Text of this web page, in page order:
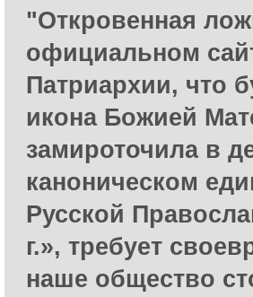
"Откровенная
официальном
Патриархии, что
икона Божией
замироточила в
каноническом
Русской
г.», требует
наше общество